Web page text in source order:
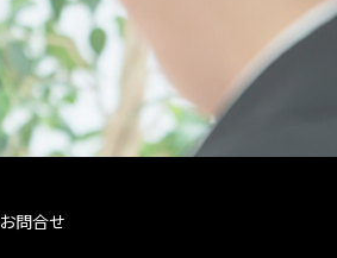
お問合せ